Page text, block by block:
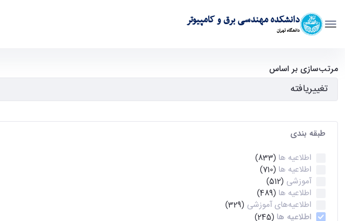
دانشکده مهندسی برق و کامپیوتر
دانشگاه تهران
آرشیو اطلاعیه ها - ece- دانشکده مهندسی برق و کامپیوتر
مرتب‌سازی بر اساس
طبقه بندی
اطلاعیه ها (833)
اطلاعیه ها (710)
آموزشی (512)
اطلاعیه ها (489)
اطلاعیه‌های‌ آموزشی (329)
اطلاعیه ها (245)